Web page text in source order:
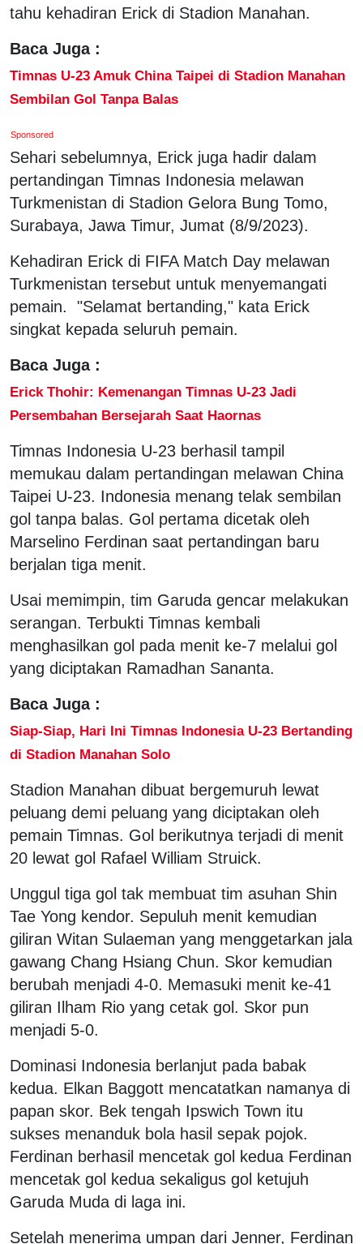
tahu kehadiran Erick di Stadion Manahan.
Baca Juga :
Timnas U-23 Amuk China Taipei di Stadion Manahan
Sembilan Gol Tanpa Balas
Sponsored
Sehari sebelumnya, Erick juga hadir dalam
pertandingan Timnas Indonesia melawan
Turkmenistan di Stadion Gelora Bung Tomo,
Surabaya, Jawa Timur, Jumat (8/9/2023).
Kehadiran Erick di FIFA Match Day melawan
Turkmenistan tersebut untuk menyemangati
pemain. "Selamat bertanding," kata Erick
singkat kepada seluruh pemain.
Baca Juga :
Erick Thohir: Kemenangan Timnas U-23 Jadi
Persembahan Bersejarah Saat Haornas
Timnas Indonesia U-23 berhasil tampil
memukau dalam pertandingan melawan China
Taipei U-23. Indonesia menang telak sembilan
gol tanpa balas. Gol pertama dicetak oleh
Marselino Ferdinan saat pertandingan baru
berjalan tiga menit.
Usai memimpin, tim Garuda gencar melakukan
serangan. Terbukti Timnas kembali
menghasilkan gol pada menit ke-7 melalui gol
yang diciptakan Ramadhan Sananta.
Baca Juga :
Siap-Siap, Hari Ini Timnas Indonesia U-23 Bertanding
di Stadion Manahan Solo
Stadion Manahan dibuat bergemuruh lewat
peluang demi peluang yang diciptakan oleh
pemain Timnas. Gol berikutnya terjadi di menit
20 lewat gol Rafael William Struick.
Unggul tiga gol tak membuat tim asuhan Shin
Tae Yong kendor. Sepuluh menit kemudian
giliran Witan Sulaeman yang menggetarkan jala
gawang Chang Hsiang Chun. Skor kemudian
berubah menjadi 4-0. Memasuki menit ke-41
giliran Ilham Rio yang cetak gol. Skor pun
menjadi 5-0.
Dominasi Indonesia berlanjut pada babak
kedua. Elkan Baggott mencatatkan namanya di
papan skor. Bek tengah Ipswich Town itu
sukses menanduk bola hasil sepak pojok.
Ferdinan berhasil mencetak gol kedua Ferdinan
mencetak gol kedua sekaligus gol ketujuh
Garuda Muda di laga ini.
Setelah menerima umpan dari Jenner, Ferdinan